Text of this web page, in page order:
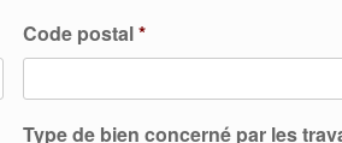
Code postal*
Type de bien concerné par les